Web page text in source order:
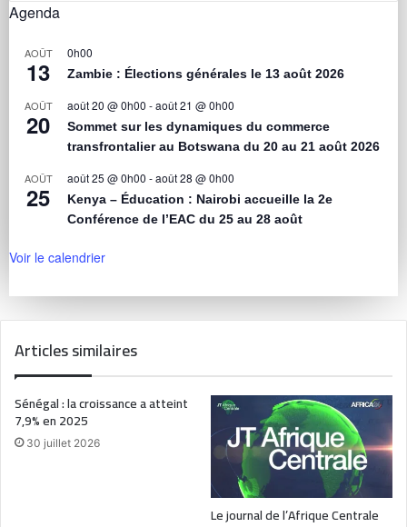
Agenda
AOÛT
13
0h00
Zambie : Élections générales le 13 août 2026
AOÛT
20
août 20 @ 0h00 -août 21 @ 0h00
Sommet sur les dynamiques du commerce
transfrontalier au Botswana du 20 au 21 août 2026
AOÛT
25
août 25 @ 0h00 -août 28 @ 0h00
Kenya – Éducation : Nairobi accueille la 2e
Conférence de l’EAC du 25 au 28 août
Voir le calendrier
Articles similaires
Sénégal : la croissance a atteint
7,9% en 2025
30 juillet 2026
Le journal de l’Afrique Centrale